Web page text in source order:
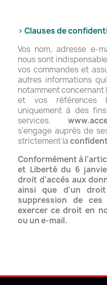
> Clauses de
Vos nom, adresse e-
nous sont
vos commandes et
autres informations
notamment concernant
et vos références
uniquement à des
services.
s'engage auprès de
strictement la
Conformément à
et Liberté du 6
droit d'accès aux
ainsi que d'un
suppression de ces
exercer ce droit en
ou un e-mail.